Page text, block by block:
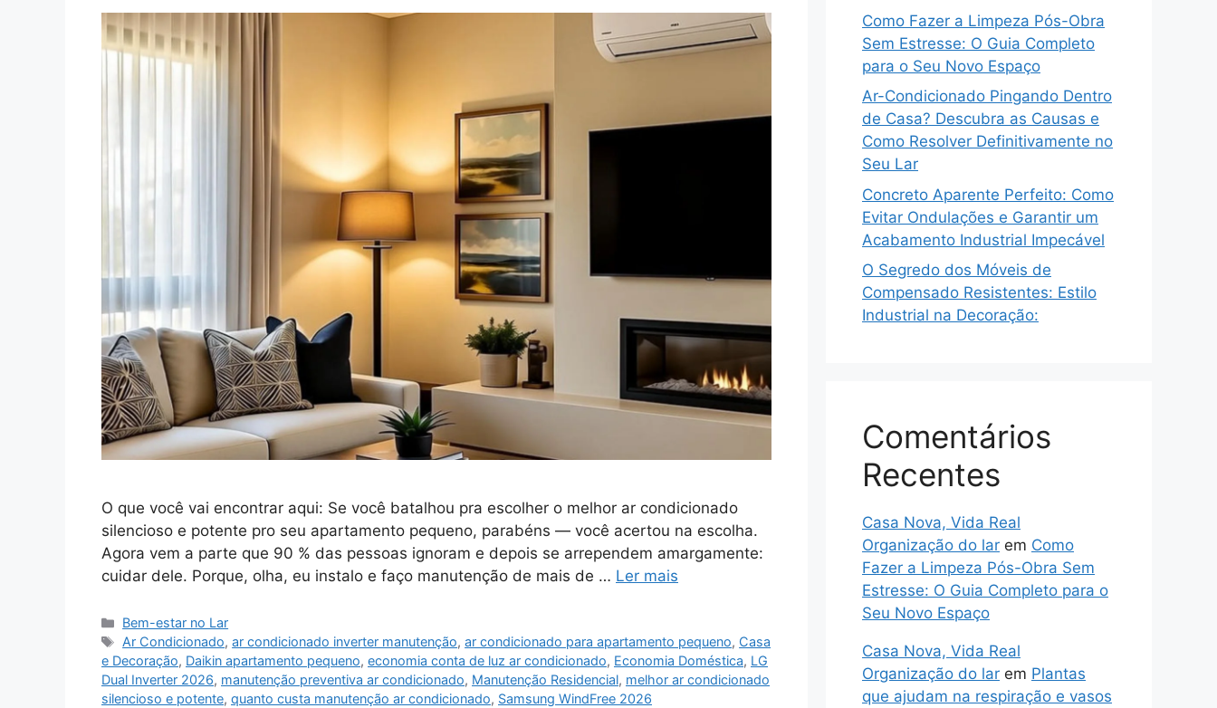
O que você vai encontrar aqui: Se você batalhou pra escolher o melhor ar condicionado
silencioso e potente pro seu apartamento pequeno, parabéns — você acertou na escolha.
Agora vem a parte que 90 % das pessoas ignoram e depois se arrependem amargamente:
cuidar dele. Porque, olha, eu instalo e faço manutenção de mais de … Ler mais
Categorias
Bem-estar no Lar
Tags
Ar Condicionado,ar condicionado inverter manutenção,ar condicionado para apartamento pequeno, Casa
e Decoração, Daikin apartamento pequeno, economia conta de luz ar condicionado, Economia Doméstica, LG
Dual Inverter 2026, manutenção preventiva ar condicionado, Manutenção Residencial, melhor ar condicionado
silencioso e potente, quanto custa manutenção ar condicionado, Samsung WindFree 2026
Como Fazer a Limpeza Pós-Obra
Sem Estresse: O Guia Completo
para o Seu Novo Espaço
Ar-Condicionado Pingando Dentro
de Casa? Descubra as Causas e
Como Resolver Definitivamente no
Seu Lar
Concreto Aparente Perfeito: Como
Evitar Ondulações e Garantir um
Acabamento Industrial Impecável
O Segredo dos Móveis de
Compensado Resistentes: Estilo
Industrial na Decoração:
Comentários
Recentes
Casa Nova, Vida Real
Organização do lar em Como
Fazer a Limpeza Pós-Obra Sem
Estresse: O Guia Completo para o
Seu Novo Espaço
Casa Nova, Vida Real
Organização do lar em Plantas
que ajudam na respiração e vasos